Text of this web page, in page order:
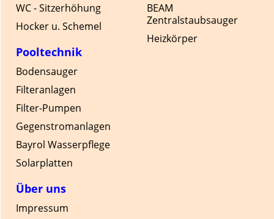
BEAM
Zentralstaubsauger
Heizkörper
WC - Sitzerhöhung
Hocker u. Schemel
Pooltechnik
Bodensauger
Filteranlagen
Filter-Pumpen
Gegenstromanlagen
Bayrol Wasserpflege
Solarplatten
Über uns
Impressum